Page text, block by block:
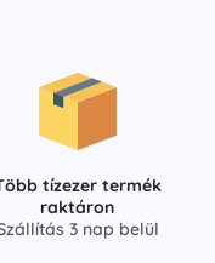
tízezer termék
raktáron
3 nap belül